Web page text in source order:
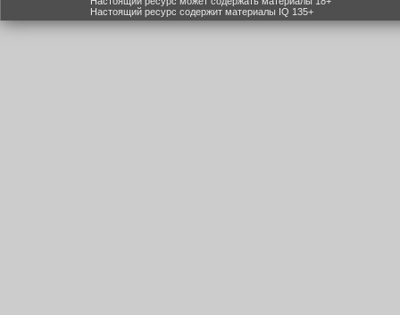
Настоящий ресурс содержит материалы IQ 135+